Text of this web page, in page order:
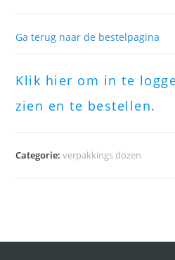
Ga terug naar de bestelpagina
Klik hier om in te
zien en te bestellen.
Categorie:verpakkings dozen